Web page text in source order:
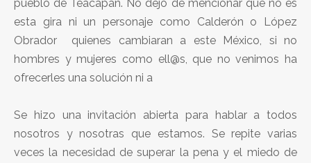
pueblo de Teacapan. No dejo de mencionar que no es
esta gira ni un personaje como Calderón o López
Obrador quienes cambiaran a este México, si no
hombres y mujeres como ell@s, que no venimos ha
ofrecerles una solución ni a
Se hizo una invitación abierta para hablar a todos
nosotros y nosotras que estamos. Se repite varias
veces la necesidad de superar la pena y el miedo de